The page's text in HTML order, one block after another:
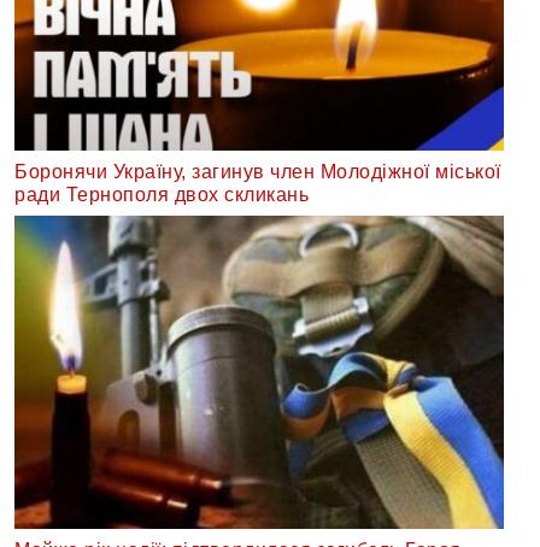
Боронячи Україну, загинув член Молодіжної міської
ради Тернополя двох скликань